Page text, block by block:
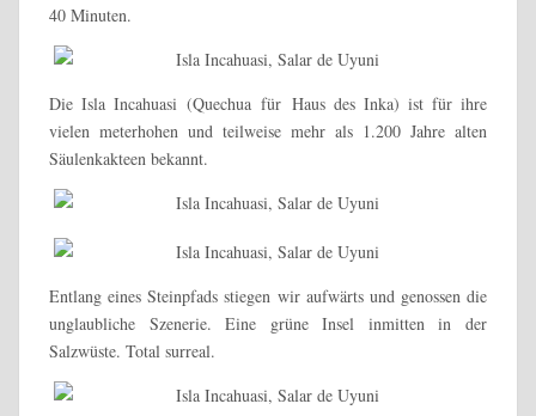
40 Minuten.
Die Isla Incahuasi (Quechua für Haus des Inka) ist für ihre
vielen meterhohen und teilweise mehr als 1.200 Jahre alten
Säulenkakteen bekannt.
Entlang eines Steinpfads stiegen wir aufwärts und genossen die
unglaubliche Szenerie. Eine grüne Insel inmitten in der
Salzwüste. Total surreal.